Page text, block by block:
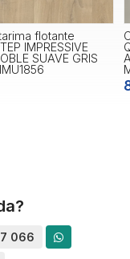
flotante
IMPRESSIVE
SUAVE GRIS
066